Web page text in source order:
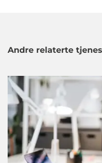
Andre relaterte